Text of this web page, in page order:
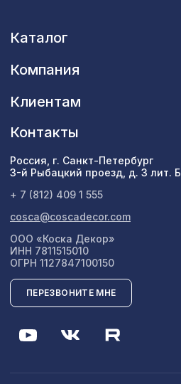
Каталог
Компания
Клиентам
Контакты
Россия, г. Санкт-Петербург
3-й Рыбацкий проезд, д. 3 лит. Б
+ 7 (812) 409 1 555
cosca@coscadecor.com
ООО «Коска Декор»
ИНН 7811515010
ОГРН 1127847100150
ПЕРЕЗВОНИТЕ МНЕ